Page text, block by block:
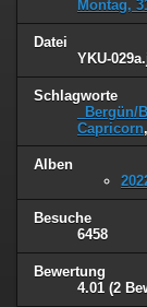
Montag,
Datei
YKU-
Schlagworte
Capricorn,
Alben
Besuche
6458
Bewertung
4.01 (2